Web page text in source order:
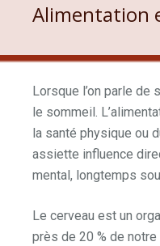
Alimentation
Lorsque l’on parle de
le sommeil.
la santé physique ou
assiette influence
mental, longtemps
Le cerveau est un
près de 20 % de